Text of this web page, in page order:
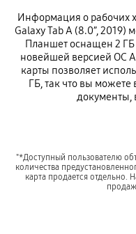
Информация о рабочих
Galaxy Tab A (8.0”,
Планшет оснащен 2 ГБ
новейшей версией ОС
карты позволяет
ГБ, так что вы можете
документы,
"*Доступный пользователю
количества
карта продается отдельно.